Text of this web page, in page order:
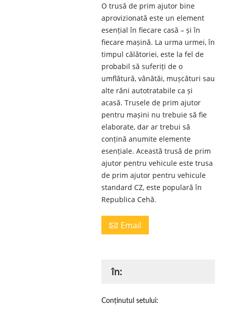
O trusă de prim ajutor bine
aprovizionată este un element
esențial în fiecare casă – și în
fiecare mașină. La urma urmei, în
timpul călătoriei, este la fel de
probabil să suferiți de o
umflătură, vânătăi, mușcături sau
alte răni autotratabile ca și
acasă. Trusele de prim ajutor
pentru mașini nu trebuie să fie
elaborate, dar ar trebui să
conțină anumite elemente
esențiale. Această trusă de prim
ajutor pentru vehicule este trusa
de prim ajutor pentru vehicule
standard CZ, este populară în
Republica Cehă.
 Email
în:
Conținutul setului: